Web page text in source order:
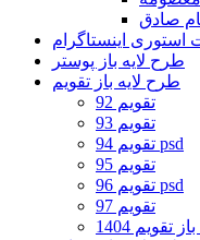
صادق
استوری اینستاگرام
طرح لایه باز پوستر
طرح لایه باز تقویم
تقویم 92
تقویم 93
تقویم 94 psd
تقویم 95
تقویم 96 psd
تقویم 97
تقویم 1404